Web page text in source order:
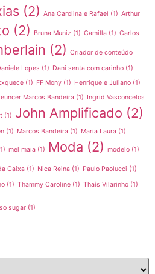
(2) Ana Carolina e Rafael (1) Arthur
(2) Bruna Muniz (1) Camilla (1) Carlos
(2) Criador de conteúdo
Lopes (1) Dani senta com carinho (1)
(1) FF Mony (1) Henrique e Juliano (1)
Marcos Bandeira (1) Ingrid Vasconcelos
(1) John Amplificado (2)
(1) Marcos Bandeira (1) Maria Laura (1)
mel maia (1) Moda (2) modelo (1)
Caixa (1) Nica Reina (1) Paulo Paolucci (1)
(1) Thammy Caroline (1) Thaís Vilarinho (1)
sugar (1)